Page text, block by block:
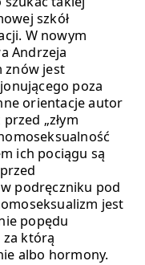
szkół
W nowym
Andrzeja
znów jest
poza
orientacje autor
„złym
ich pociągu są
podręczniku pod
jest
popędu
za którą
albo hormony.